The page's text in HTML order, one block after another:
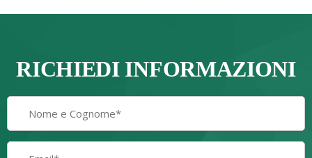
RICHIEDI INFORMAZIONI